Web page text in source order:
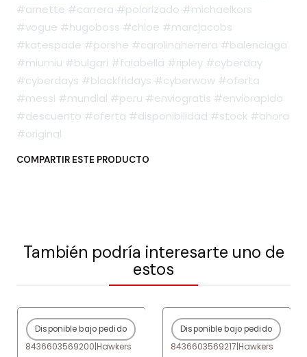
#arnette #carrera #polarizado #michaelkors
#vogue #hugoboss #chloe #marcjacobs
#katespade #porshe #carolinaherrera #balenciaga
#miumiu #bulgari #falabella #ripley #cyberday
#cyberdays #blackfridays #cyberwow #oferta
#messi #mundial #peru #enviogratis #enviorapido
#descuento #oferta #disponibilidad #stock #ahora
#original
COMPARTIR ESTE PRODUCTO
También podría interesarte uno de
estos
-80%OFF
Agotado
Disponible bajo pedido
8436603569200|Hawkers
-80%OFF
Agotado
Disponible bajo pedido
8436603569217|Hawkers